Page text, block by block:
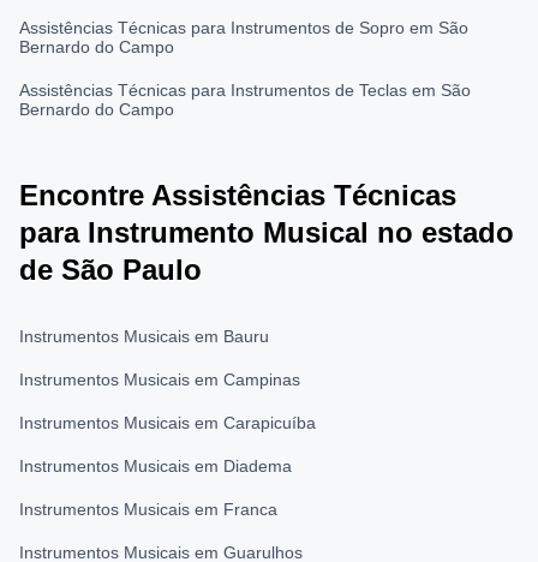
Assistências Técnicas para Instrumentos de Sopro em São
Bernardo do Campo
Assistências Técnicas para Instrumentos de Teclas em São
Bernardo do Campo
Encontre Assistências Técnicas
para Instrumento Musical no estado
de São Paulo
Instrumentos Musicais em Bauru
Instrumentos Musicais em Campinas
Instrumentos Musicais em Carapicuíba
Instrumentos Musicais em Diadema
Instrumentos Musicais em Franca
Instrumentos Musicais em Guarulhos